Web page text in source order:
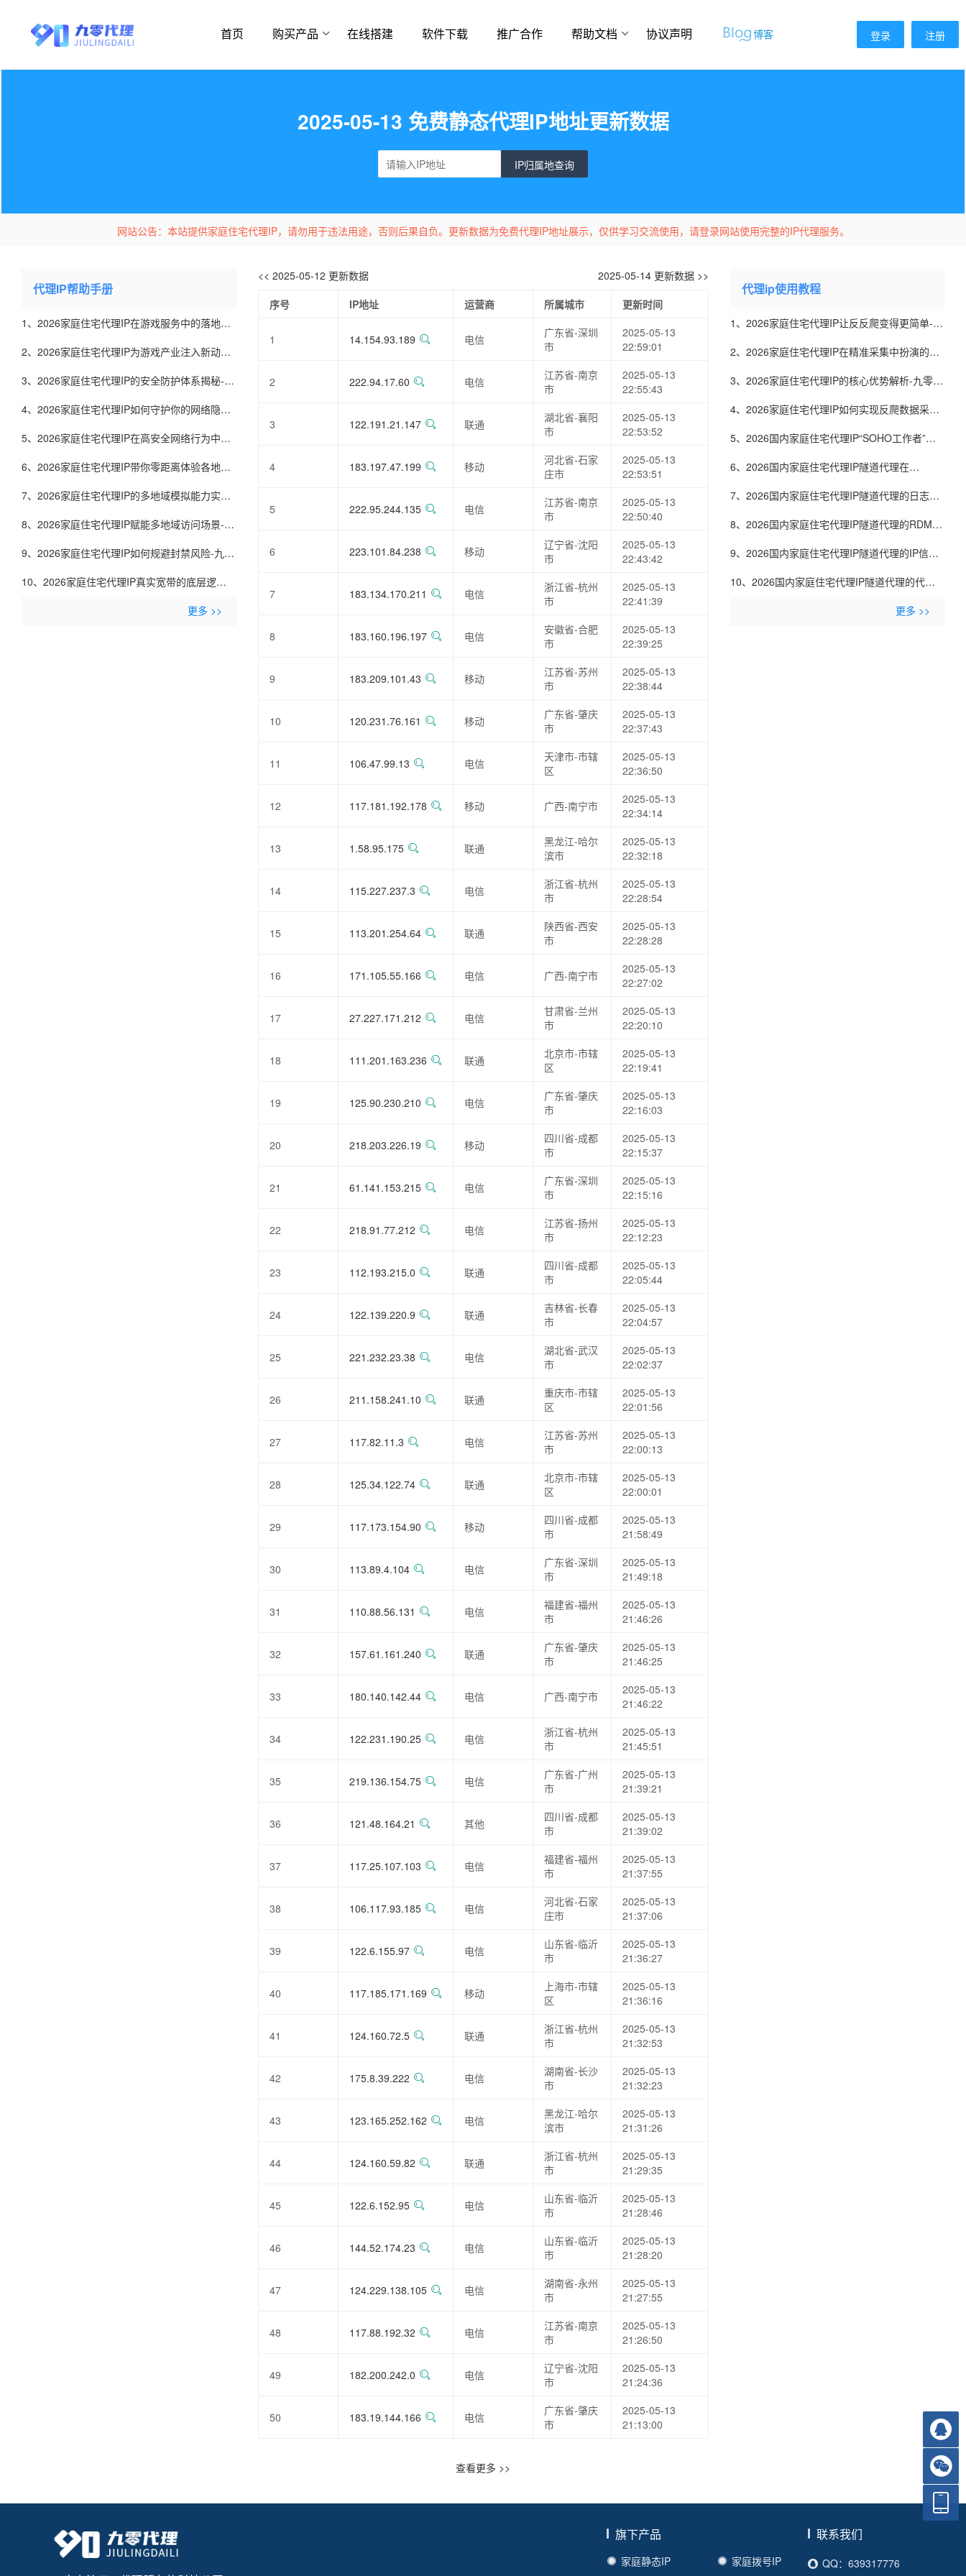
首页 购买产品 在线搭建 软件下载 推广合作 帮助文档 协议声明 博客 登录 注册
2025-05-13 免费静态代理IP地址更新数据
IP归属地查询
网站公告：本站提供家庭住宅代理IP，请勿用于违法用途，否则后果自负。更新数据为免费代理IP地址展示，仅供学习交流使用，请登录网站使用完整的IP代理服务。
代理IP帮助手册
1、2026家庭住宅代理IP在游戏服务中的落地实
践-九零代理
2、2026家庭住宅代理IP为游戏产业注入新动力-
九零代理
3、2026家庭住宅代理IP的安全防护体系揭秘-九
零代理
4、2026家庭住宅代理IP如何守护你的网络隐私-
九零代理
5、2026家庭住宅代理IP在高安全网络行为中的
价值-九零代理
6、2026家庭住宅代理IP带你零距离体验各地网
络-九零代理
7、2026家庭住宅代理IP的多地域模拟能力实测-
九零代理
8、2026家庭住宅代理IP赋能多地域访问场景-九
零代理
9、2026家庭住宅代理IP如何规避封禁风险-九零
代理
10、2026家庭住宅代理IP真实宽带的底层逻辑-
更多 >>
<< 2025-05-12 更新数据
2025-05-14 更新数据 >>
序号
IP地址 运营商 所属城市 更新时间
1 14.154.93.189 电信
广东省-深圳
市
2025-05-13
22:59:01
2 222.94.17.60 电信
江苏省-南京
市
2025-05-13
22:55:43
3 122.191.21.147 联通
湖北省-襄阳
市
2025-05-13
22:53:52
4 183.197.47.199 移动
河北省-石家
庄市
2025-05-13
22:53:51
5 222.95.244.135 电信
江苏省-南京
市
2025-05-13
22:50:40
6 223.101.84.238 移动
辽宁省-沈阳
市
2025-05-13
22:43:42
7 183.134.170.211 电信
浙江省-杭州
市
2025-05-13
22:41:39
8 183.160.196.197 电信
安徽省-合肥
市
2025-05-13
22:39:25
9 183.209.101.43 移动
江苏省-苏州
市
2025-05-13
22:38:44
10 120.231.76.161 移动
广东省-肇庆
市
2025-05-13
22:37:43
11 106.47.99.13 电信
天津市-市辖
区
2025-05-13
22:36:50
12 117.181.192.178 移动 广西-南宁市
2025-05-13
22:34:14
13 1.58.95.175 联通
黑龙江-哈尔
滨市
2025-05-13
22:32:18
14 115.227.237.3 电信
浙江省-杭州
市
2025-05-13
22:28:54
15 113.201.254.64 联通
陕西省-西安
市
2025-05-13
22:28:28
16 171.105.55.166 电信 广西-南宁市
2025-05-13
22:27:02
17 27.227.171.212 电信
甘肃省-兰州
市
2025-05-13
22:20:10
18 111.201.163.236 联通
北京市-市辖
区
2025-05-13
22:19:41
19 125.90.230.210 电信
广东省-肇庆
市
2025-05-13
22:16:03
20 218.203.226.19 移动
四川省-成都
市
2025-05-13
22:15:37
21 61.141.153.215 电信
广东省-深圳
市
2025-05-13
22:15:16
22 218.91.77.212 电信
江苏省-扬州
市
2025-05-13
22:12:23
23 112.193.215.0 联通
四川省-成都
市
2025-05-13
22:05:44
24 122.139.220.9 联通
吉林省-长春
市
2025-05-13
22:04:57
25 221.232.23.38 电信
湖北省-武汉
市
2025-05-13
22:02:37
26 211.158.241.10 联通
重庆市-市辖
区
2025-05-13
22:01:56
27 117.82.11.3 电信
江苏省-苏州
市
2025-05-13
22:00:13
28 125.34.122.74 联通
北京市-市辖
区
2025-05-13
22:00:01
29 117.173.154.90 移动
四川省-成都
市
2025-05-13
21:58:49
30 113.89.4.104 电信
广东省-深圳
市
2025-05-13
21:49:18
31 110.88.56.131 电信
福建省-福州
市
2025-05-13
21:46:26
32 157.61.161.240 联通
广东省-肇庆
市
2025-05-13
21:46:25
33 180.140.142.44 电信 广西-南宁市
2025-05-13
21:46:22
34 122.231.190.25 电信
浙江省-杭州
市
2025-05-13
21:45:51
35 219.136.154.75 电信
广东省-广州
市
2025-05-13
21:39:21
36 121.48.164.21 其他
四川省-成都
市
2025-05-13
21:39:02
37 117.25.107.103 电信
福建省-福州
市
2025-05-13
21:37:55
38 106.117.93.185 电信
河北省-石家
庄市
2025-05-13
21:37:06
39 122.6.155.97 电信
山东省-临沂
市
2025-05-13
21:36:27
40 117.185.171.169 移动
上海市-市辖
区
2025-05-13
21:36:16
41 124.160.72.5 联通
浙江省-杭州
市
2025-05-13
21:32:53
42 175.8.39.222 电信
湖南省-长沙
市
2025-05-13
21:32:23
43 123.165.252.162 电信
黑龙江-哈尔
滨市
2025-05-13
21:31:26
44 124.160.59.82 联通
浙江省-杭州
市
2025-05-13
21:29:35
45 122.6.152.95 电信
山东省-临沂
市
2025-05-13
21:28:46
46 144.52.174.23 电信
山东省-临沂
市
2025-05-13
21:28:20
47 124.229.138.105 电信
湖南省-永州
市
2025-05-13
21:27:55
48 117.88.192.32 电信
江苏省-南京
市
2025-05-13
21:26:50
49 182.200.242.0 电信
辽宁省-沈阳
市
2025-05-13
21:24:36
50 183.19.144.166 电信
广东省-肇庆
市
2025-05-13
21:13:00
查看更多 >>
代理ip使用教程
1、2026家庭住宅代理IP让反反爬变得更简单-九
零代理
2、2026家庭住宅代理IP在精准采集中扮演的角
色-九零代理
3、2026家庭住宅代理IP的核心优势解析-九零代
理
4、2026家庭住宅代理IP如何实现反爬数据采集-
九零代理
5、2026国内家庭住宅代理IP“SOHO工作者”口
碑：自由职业者眼中的好用代理-九零代理
6、2026国内家庭住宅代理IP隧道代理在
SimilarTech技术栈采集中的应用：网站技术分
析-九零代理
7、2026国内家庭住宅代理IP隧道代理的日志脱
敏技术：自动隐藏用户敏感信息-九零代理
8、2026国内家庭住宅代理IP隧道代理的RDMA
技术支持：数据中心内部零拷贝传输-九零代理
9、2026国内家庭住宅代理IP隧道代理的IP信誉
共享联盟：多家服务商共建黑名单库-九零代理
10、2026国内家庭住宅代理IP隧道代理的代理
池预热技术：采集任务开始前预连接IP-九零代理
更多 >>
旗下产品
家庭静态IP
家庭拨号IP
联系我们
QQ：639317776